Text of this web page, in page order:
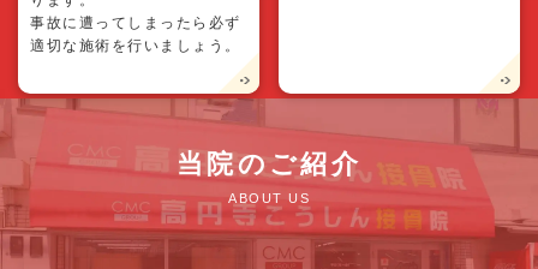
事故に遭ってしまったら必ず
適切な施術を行いましょう。
当院のご紹介
ABOUT US